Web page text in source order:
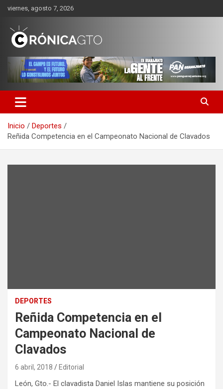
Saltar
contenido
viernes, agosto 7, 2026
CRONICA GUANAJUATO
Inicio
Deportes
Reñida Competencia en el Campeonato Nacional de Clavados
DEPORTES
Reñida Competencia en el
Campeonato Nacional de
Clavados
6 abril, 2018 Editorial
León, Gto.- El clavadista Daniel Islas mantiene su posición